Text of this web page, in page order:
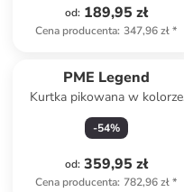
od: 189,95 zł
Cena producenta: 347,96 zł*
PME Legend
Kurtka pikowana w kolorze
niebieskim
-54%
od: 359,95 zł
Cena producenta: 782,96 zł*